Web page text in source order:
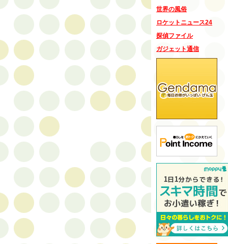
世界の風俗
ロケットニュース24
探偵ファイル
ガジェット通信